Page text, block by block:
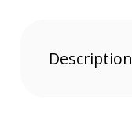
Description